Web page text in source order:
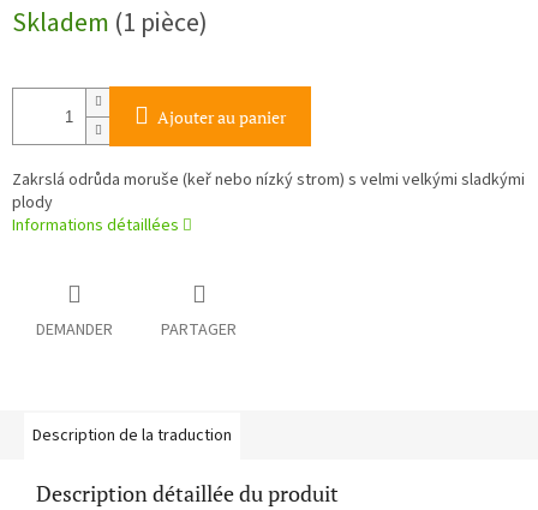
de
Skladem (1 pièce)
Ajouter au panier
Zakrslá odrůda moruše (keř nebo nízký strom) s velmi velkými sladkými
plody
Informations détaillées
DEMANDER PARTAGER
Description de la traduction
Description détaillée du produit